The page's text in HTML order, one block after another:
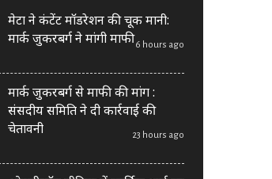
मेटा ने कंटेंट मॉडरेशन की चूक मानी:
मार्क जुकरबर्ग ने मांगी माफी6 hours ago
मार्क जुकरबर्ग से माफी की मांग :
संसदीय समिति ने दी कार्रवाई की
चेतावनी
23 hours ago